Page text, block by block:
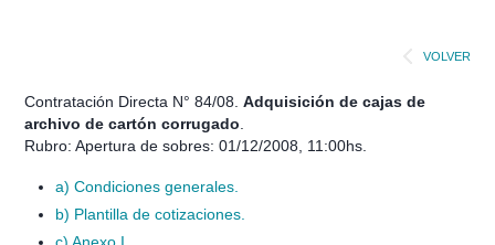
VOLVER
Contratación Directa N° 84/08.Adquisición de cajas de
archivo de cartón corrugado.
Rubro: Apertura de sobres: 01/12/2008, 11:00hs.
a) Condiciones generales.
b) Plantilla de cotizaciones.
c) Anexo I.